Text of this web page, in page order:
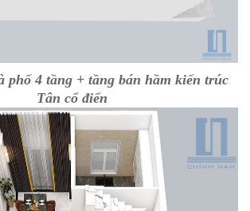
phố 4 tầng + tầng bán hầm kiến trúc
Tân cổ điển